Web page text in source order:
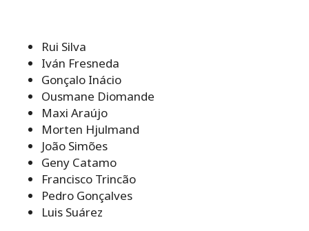
Rui Silva
Iván Fresneda
Gonçalo Inácio
Ousmane Diomande
Maxi Araújo
Morten Hjulmand
João Simões
Geny Catamo
Francisco Trincão
Pedro Gonçalves
Luis Suárez